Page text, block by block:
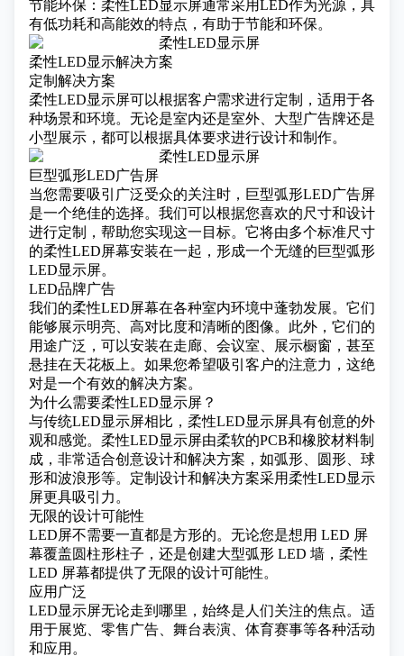
节能环保：柔性LED显示屏通常采用LED作为光源，具
有低功耗和高能效的特点，有助于节能和环保。
柔性LED显示解决方案
定制解决方案
柔性LED显示屏可以根据客户需求进行定制，适用于各
种场景和环境。无论是室内还是室外、大型广告牌还是
小型展示，都可以根据具体要求进行设计和制作。
巨型弧形LED广告屏
当您需要吸引广泛受众的关注时，巨型弧形LED广告屏
是一个绝佳的选择。我们可以根据您喜欢的尺寸和设计
进行定制，帮助您实现这一目标。它将由多个标准尺寸
的柔性LED屏幕安装在一起，形成一个无缝的巨型弧形
LED显示屏。
LED品牌广告
我们的柔性LED屏幕在各种室内环境中蓬勃发展。它们
能够展示明亮、高对比度和清晰的图像。此外，它们的
用途广泛，可以安装在走廊、会议室、展示橱窗，甚至
悬挂在天花板上。如果您希望吸引客户的注意力，这绝
对是一个有效的解决方案。
为什么需要柔性LED显示屏？
与传统LED显示屏相比，柔性LED显示屏具有创意的外
观和感觉。柔性LED显示屏由柔软的PCB和橡胶材料制
成，非常适合创意设计和解决方案，如弧形、圆形、球
形和波浪形等。定制设计和解决方案采用柔性LED显示
屏更具吸引力。
无限的设计可能性
LED屏不需要一直都是方形的。无论您是想用 LED 屏
幕覆盖圆柱形柱子，还是创建大型弧形 LED 墙，柔性
LED 屏幕都提供了无限的设计可能性。
应用广泛
LED显示屏无论走到哪里，始终是人们关注的焦点。适
用于展览、零售广告、舞台表演、体育赛事等各种活动
和应用。